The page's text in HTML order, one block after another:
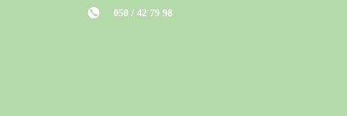
050 / 42 79 98